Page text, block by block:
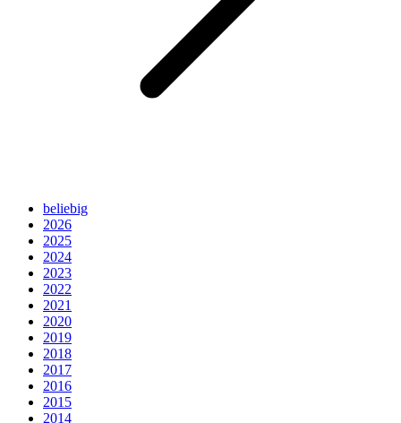
beliebig
2026
2025
2024
2023
2022
2021
2020
2019
2018
2017
2016
2015
2014